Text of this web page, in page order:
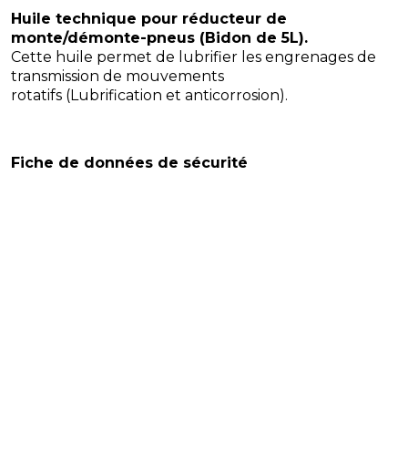
Huile technique pour réducteur de
monte/démonte-pneus (Bidon de 5L).
Cette huile permet de lubrifier les engrenages de
transmission de mouvements
rotatifs (Lubrification et anticorrosion).
Fiche de données de sécurité